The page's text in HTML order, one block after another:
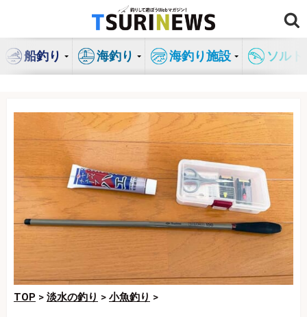
ン
船釣り 海釣り 海釣り施設 ソル
TOP > 淡水の釣り > 小魚釣り >